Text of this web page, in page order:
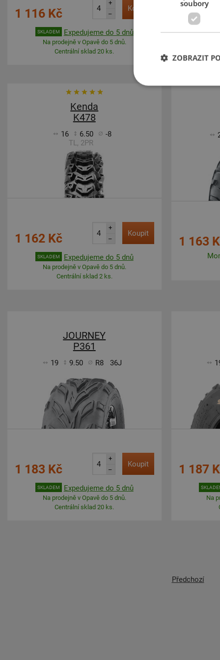
1 116 Kč
+
–
Koupit
SKLADEM Expedujeme do 5 dnů
Na prodejně v Opavě do 5 dnů.
Centrální sklad 20 ks.
1 130 Kč
Kenda
K478
16 6.50
-8
TL, 2PR
1 162 Kč
+
–
Koupit
SKLADEM Expedujeme do 5 dnů
Na prodejně v Opavě do 5 dnů.
Centrální sklad 2 ks.
1 163
JOURNEY
P361
19 9.50 R8 36J
1 183 Kč
+
–
Koupit
SKLADEM Expedujeme do 5 dnů
Na prodejně v Opavě do 5 dnů.
Centrální sklad 20 ks.
1 187
Na
Předchozí
soubory
ZOBRAZIT